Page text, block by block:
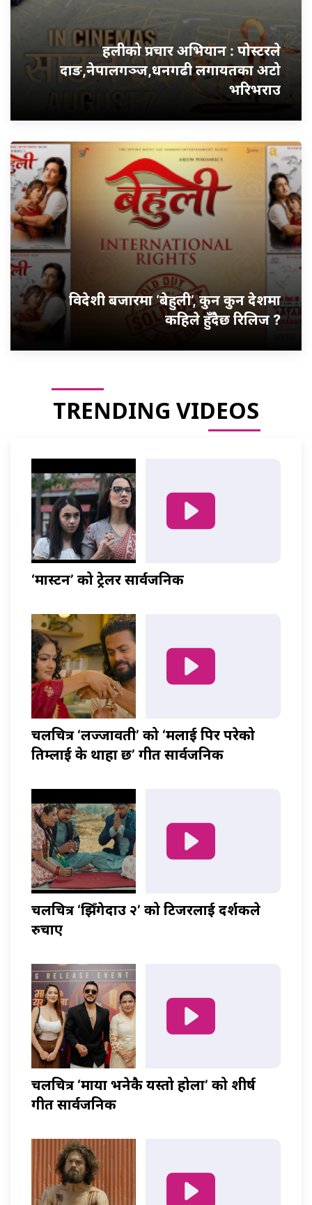
हलीको प्रचार अभियान : पोस्टरले
दाङ,नेपालगञ्ज,धनगढी लगायतका अटो
भरिभराउ
विदेशी बजारमा ‘बेहुली’, कुन कुन देशमा
कहिले हुँदैछ रिलिज ?
TRENDING VIDEOS
‘मास्टर्नी’ को ट्रेलर सार्वजनिक
चलचित्र ‘लज्जावती’ को ‘मलाई पिर परेको
तिम्लाई के थाहा छ’ गीत सार्वजनिक
चलचित्र ‘झिँगेदाउ २’ को टिजरलाई दर्शकले
रुचाए
चलचित्र ‘माया भनेकै यस्तो होला’ को शीर्ष
गीत सार्वजनिक